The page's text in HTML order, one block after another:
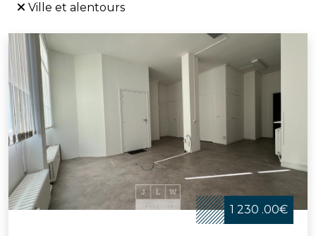
Ville et alentours
1 230 .00€